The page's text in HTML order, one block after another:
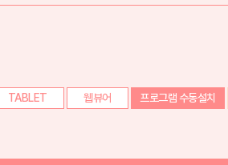
TABLET 웹뷰어 프로그램 수동설치